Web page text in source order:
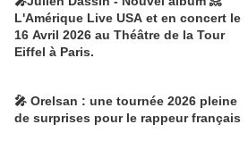
L'Amérique Live USA et en concert le
16 Avril 2026 au Théâtre de la Tour
Eiffel à Paris.
🎤 Orelsan : une tournée 2026 pleine
de surprises pour le rappeur français